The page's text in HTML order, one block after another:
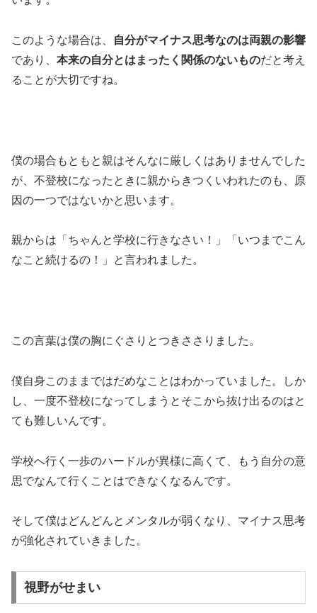
このような場合は、
自分がマイナス思考なのは両親の影響
であり、 本来の自分とはまったく関係のないものだと考え
ることが大切ですね。
僕の場合もともと親はそんなに厳しくはありませんでした
が、不登校になったときに親からきつくいわれたのも、原
因の一つではないかと思います。
親からは「ちゃんと学校に行きなさい！」「いつまでこん
なこと続けるの！」と言われました。
この言葉は僕の胸にぐさりとつきささりました。
僕自身このままではだめなことはわかっていました。しか
し、一度不登校になってしまうとそこから抜け出るのはと
ても難しいんです。
学校へ行く一歩のハードルが異様に高くて、もう自分の意
思でなんて行くことはできなくなるんです。
そして僕はどんどんとメンタルが弱くなり、マイナス思考
が強化されていきました。
視野がせまい